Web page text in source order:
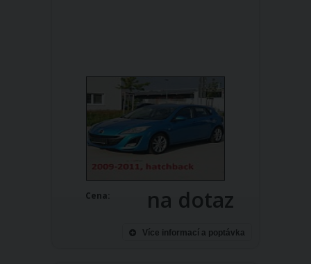
Cena: na dotaz
Více informací a poptávka